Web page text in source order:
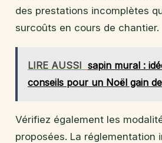
des prestations incomplètes
surcoûts en cours de chantier.
LIRE AUSSI sapin mural :
conseils pour un Noël gain
Vérifiez également les
proposées. La réglementation